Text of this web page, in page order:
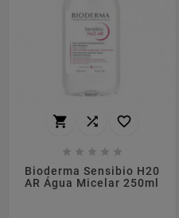
  
    
Bioderma Sensibio H20
AR Água Micelar 250ml